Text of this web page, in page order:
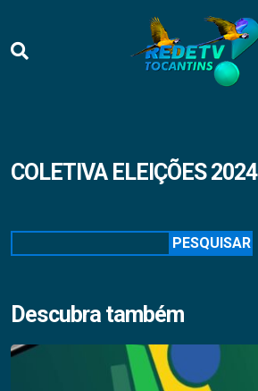
COLETIVA ELEIÇÕES 2024
PESQUISAR
Descubra também